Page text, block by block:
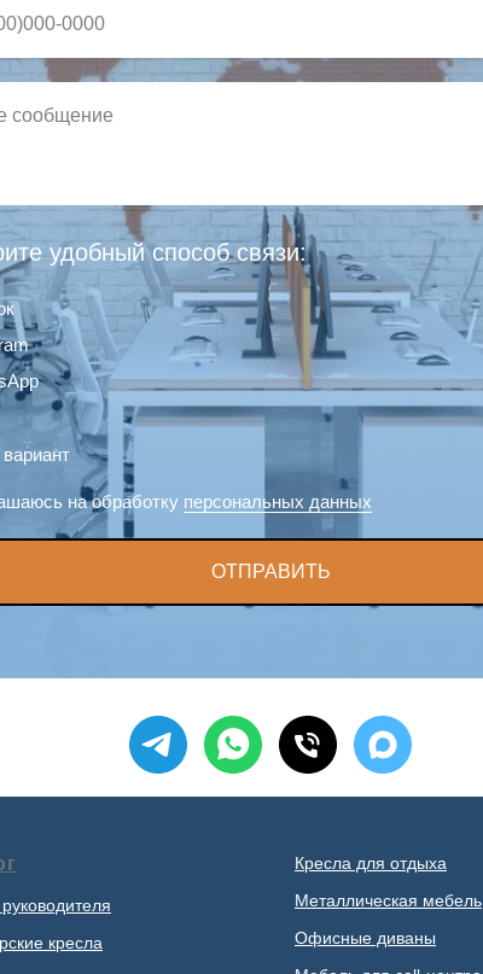
удобный способ связи:
на обработку персональных данных
ОТПРАВИТЬ
кресла
Кресла для отдыха
Металлическая мебель
Офисные диваны